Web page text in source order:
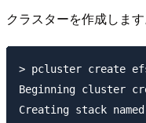
クラスターを作成します
> pcluster create
Beginning cluster
Creating stack